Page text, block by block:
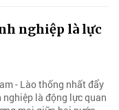
nghiệp là lực
- Lào thống nhất đẩy
là động lực quan